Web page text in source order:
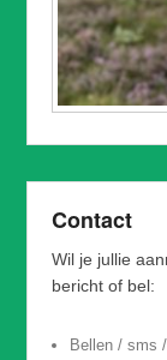
Contact
Wil je jullie
bericht of bel:
Bellen / sms